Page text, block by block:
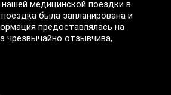
нашей медицинской поездки в
была запланирована и
предоставлялась на
чрезвычайно отзывчива,...